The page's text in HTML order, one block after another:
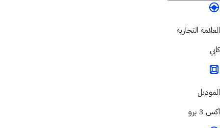
العلامة التجارية
كايي
الموديل
اكس 3 برو